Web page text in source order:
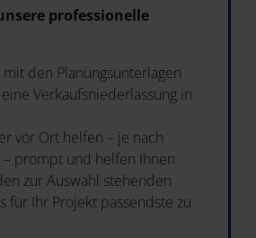
professionelle
mit den Planungsunterlagen
Verkaufsniederlassung in
vor Ort helfen – je nach
prompt und helfen Ihnen
zur Auswahl stehenden
für Ihr Projekt passendste zu